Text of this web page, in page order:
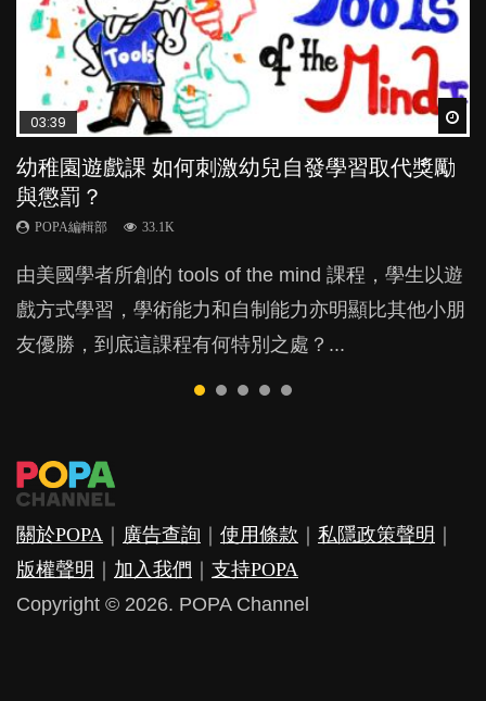
03:39
幼稚園遊戲課 如何刺激幼兒自發學習取代獎勵
與懲罰？
POPA編輯部 33.1K
由美國學者所創的 tools of the mind 課程，學生以遊
戲方式學習，學術能力和自制能力亦明顯比其他小朋
友優勝，到底這課程有何特別之處？...
04:59
幼兒playgroup真係玩耍中學習？研究指BB 15個
月大前上堂不見效果
POPA編輯部 47.1K
現今小朋友的起跑線，愈推愈前。雖然政府並無官方
的統計數字，但粗略估算，香港至少有六、七百家早
期教育中心，但孩子是否愈早上Playgroup愈好？...
03:02
老公患產後憂鬱症對BB的影響
POPA編輯部
鬱，影響日常生活，嚴重的甚至會有自殺，或傷害小
朋友的念頭。但為何爸爸患上產後抑鬱往往難以察
覺？...
04:06
全職好？在職好？｜全職媽媽與在職媽媽的壓
力與價值
POPA編輯部 25.8K
許多媽媽心底可能都有一刻掙扎過：究竟全職好，還
是在職好。雖說每個家庭都有自己的獨特狀況和考慮
因素，但原來全職和在職媽媽所養育的子女其實都各
03:41
BB口腔期乜都放入口，父母該制止還是放手？
POPA編輯部
成吮手指的習慣，大個就很難戒，但原來一刀切阻止
他們放東西入口，隨時會影響孩子的身心發展？...
關於POPA 廣告查詢 使用條款 私隱政策聲明
版權聲明
加入我們
支持POPA
Copyright © 2026. POPA Channel